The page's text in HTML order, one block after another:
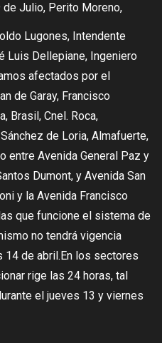
Julio, Perito Moreno,
Lugones, Intendente
Luis Dellepiane, Ingeniero
afectados por el
de Garay, Francisco​
Brasil, Cnel. Roca,
de Loria, Almafuerte,
entre Avenida General Paz y
Dumont, y Avenida San
y la Avenida Francisco
que funcione el sistema de
no tendrá vigencia
14 de abril.En los sectores
rige las 24 horas, tal
el jueves 13 y viernes